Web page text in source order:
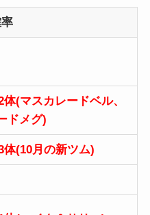
(マスカレードベル、
ドメグ)
(10月の新ツム)